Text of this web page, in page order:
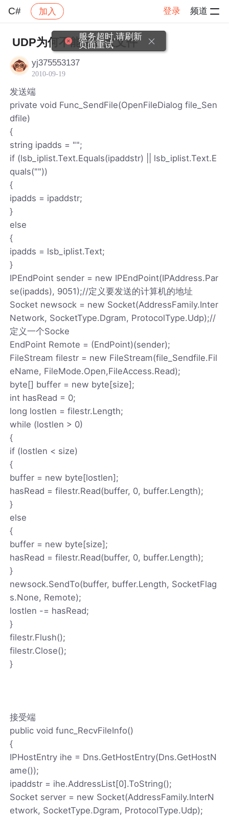
C# 加入 登录 频道
社区 C# 帖子详情
UDP为何不能传送大文件
yj375553137
2010-09-19
发送端
private void Func_SendFile(OpenFileDialog file_Sen
dfile)
{
string ipadds = "";
if (lsb_iplist.Text.Equals(ipaddstr) || lsb_iplist.Text.E
quals(""))
{
ipadds = ipaddstr;
}
else
{
ipadds = lsb_iplist.Text;
}
IPEndPoint sender = new IPEndPoint(IPAddress.Par
se(ipadds), 9051);//定义要发送的计算机的地址
Socket newsock = new Socket(AddressFamily.Inter
Network, SocketType.Dgram, ProtocolType.Udp);//
定义一个Socke
EndPoint Remote = (EndPoint)(sender);
FileStream filestr = new FileStream(file_Sendfile.Fil
eName, FileMode.Open,FileAccess.Read);
byte[] buffer = new byte[size];
int hasRead = 0;
long lostlen = filestr.Length;
while (lostlen > 0)
{
if (lostlen < size)
{
buffer = new byte[lostlen];
hasRead = filestr.Read(buffer, 0, buffer.Length);
}
else
{
buffer = new byte[size];
hasRead = filestr.Read(buffer, 0, buffer.Length);
}
newsock.SendTo(buffer, buffer.Length, SocketFlag
s.None, Remote);
lostlen -= hasRead;
}
filestr.Flush();
filestr.Close();
}
接受端
public void func_RecvFileInfo()
{
IPHostEntry ihe = Dns.GetHostEntry(Dns.GetHostN
ame());
ipaddstr = ihe.AddressList[0].ToString();
Socket server = new Socket(AddressFamily.InterN
etwork, SocketType.Dgram, ProtocolType.Udp);
服务超时,请刷新
页面重试